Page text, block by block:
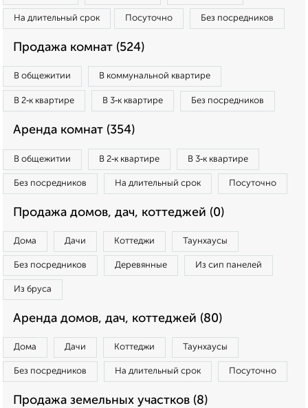
На длительный срок Посуточно Без посредников
Продажа комнат (524)
В общежитии В коммунальной квартире
В 2‑к квартире В 3‑к квартире Без посредников
Аренда комнат (354)
В общежитии В 2‑к квартире В 3‑к квартире
Без посредников На длительный срок Посуточно
Продажа домов, дач, коттеджей (0)
Дома Дачи Коттеджи Таунхаусы
Без посредников Деревянные Из сип панелей
Из бруса
Аренда домов, дач, коттеджей (80)
Дома Дачи Коттеджи Таунхаусы
Без посредников На длительный срок Посуточно
Продажа земельных участков (8)